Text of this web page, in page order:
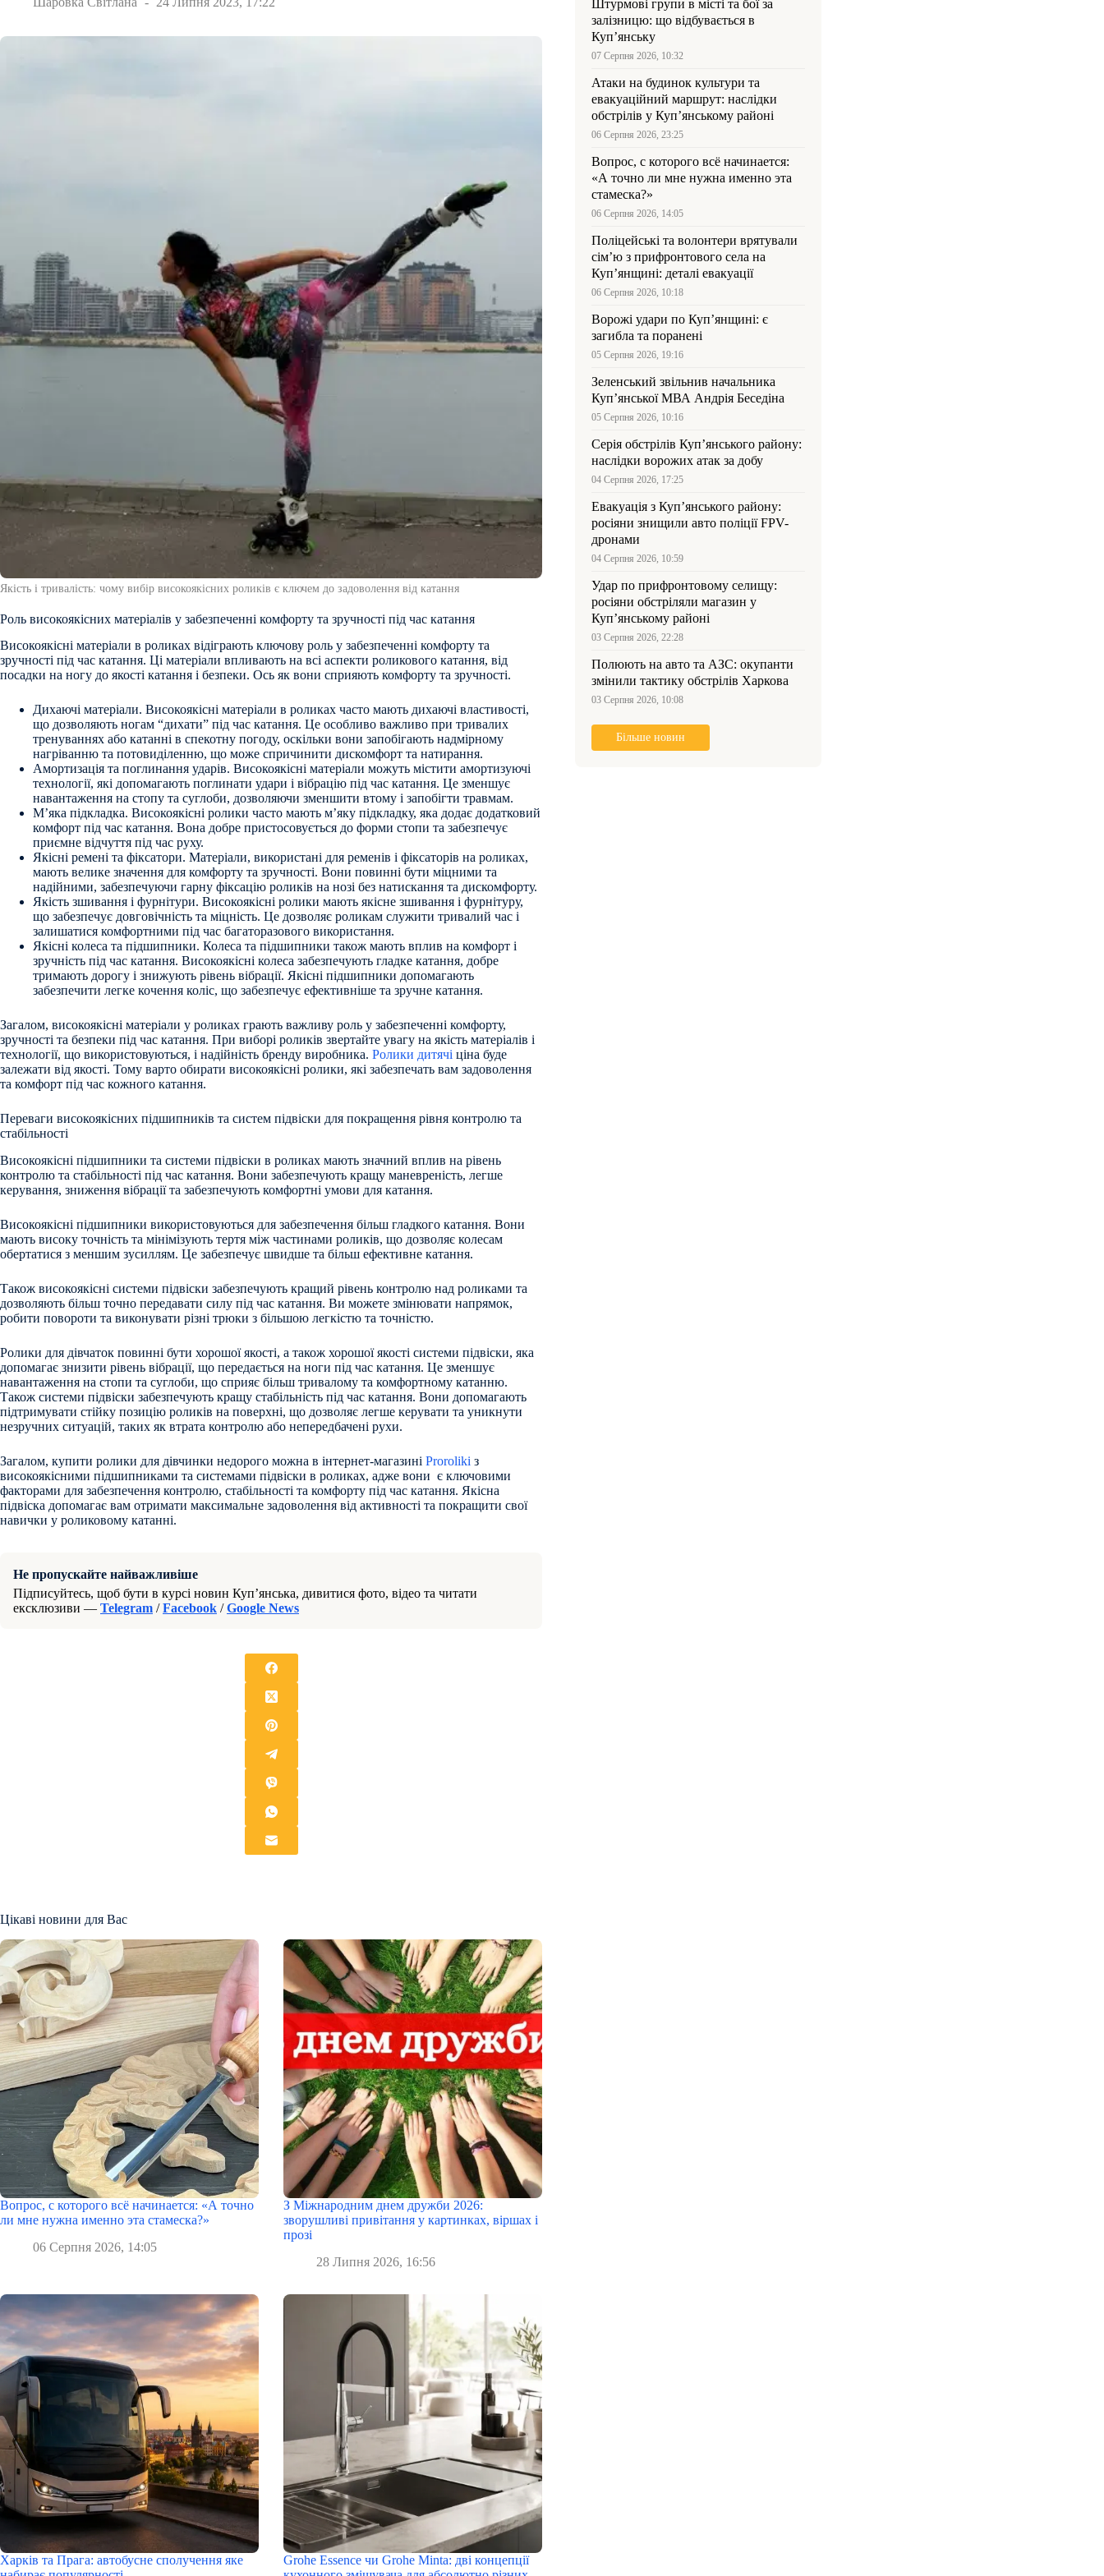
Якість і тривалість: чому вибір високоякісних роликів є ключем до задоволення від катання
Роль високоякісних матеріалів у забезпеченні комфорту та зручності під час катання
Високоякісні матеріали в роликах відіграють ключову роль у забезпеченні комфорту та
зручності під час катання. Ці матеріали впливають на всі аспекти роликового катання, від
посадки на ногу до якості катання і безпеки. Ось як вони сприяють комфорту та зручності.
Дихаючі матеріали. Високоякісні матеріали в роликах часто мають дихаючі властивості,
що дозволяють ногам “дихати” під час катання. Це особливо важливо при тривалих
тренуваннях або катанні в спекотну погоду, оскільки вони запобігають надмірному
нагріванню та потовиділенню, що може спричинити дискомфорт та натирання.
Амортизація та поглинання ударів. Високоякісні матеріали можуть містити амортизуючі
технології, які допомагають поглинати удари і вібрацію під час катання. Це зменшує
навантаження на стопу та суглоби, дозволяючи зменшити втому і запобігти травмам.
М’яка підкладка. Високоякісні ролики часто мають м’яку підкладку, яка додає додатковий
комфорт під час катання. Вона добре пристосовується до форми стопи та забезпечує
приємне відчуття під час руху.
Якісні ремені та фіксатори. Матеріали, використані для ременів і фіксаторів на роликах,
мають велике значення для комфорту та зручності. Вони повинні бути міцними та
надійними, забезпечуючи гарну фіксацію роликів на нозі без натискання та дискомфорту.
Якість зшивання і фурнітури. Високоякісні ролики мають якісне зшивання і фурнітуру,
що забезпечує довговічність та міцність. Це дозволяє роликам служити тривалий час і
залишатися комфортними під час багаторазового використання.
Якісні колеса та підшипники. Колеса та підшипники також мають вплив на комфорт і
зручність під час катання. Високоякісні колеса забезпечують гладке катання, добре
тримають дорогу і знижують рівень вібрації. Якісні підшипники допомагають
забезпечити легке кочення коліс, що забезпечує ефективніше та зручне катання.
Загалом, високоякісні матеріали у роликах грають важливу роль у забезпеченні комфорту,
зручності та безпеки під час катання. При виборі роликів звертайте увагу на якість матеріалів і
технології, що використовуються, і надійність бренду виробника. Ролики дитячі ціна буде
залежати від якості. Тому варто обирати високоякісні ролики, які забезпечать вам задоволення
та комфорт під час кожного катання.
Переваги високоякісних підшипників та систем підвіски для покращення рівня контролю та
стабільності
Високоякісні підшипники та системи підвіски в роликах мають значний вплив на рівень
контролю та стабільності під час катання. Вони забезпечують кращу маневреність, легше
керування, зниження вібрації та забезпечують комфортні умови для катання.
Високоякісні підшипники використовуються для забезпечення більш гладкого катання. Вони
мають високу точність та мінімізують тертя між частинами роликів, що дозволяє колесам
обертатися з меншим зусиллям. Це забезпечує швидше та більш ефективне катання.
Також високоякісні системи підвіски забезпечують кращий рівень контролю над роликами та
дозволяють більш точно передавати силу під час катання. Ви можете змінювати напрямок,
робити повороти та виконувати різні трюки з більшою легкістю та точністю.
Ролики для дівчаток повинні бути хорошої якості, а також хорошої якості системи підвіски, яка
допомагає знизити рівень вібрації, що передається на ноги під час катання. Це зменшує
навантаження на стопи та суглоби, що сприяє більш тривалому та комфортному катанню.
Також системи підвіски забезпечують кращу стабільність під час катання. Вони допомагають
підтримувати стійку позицію роликів на поверхні, що дозволяє легше керувати та уникнути
незручних ситуацій, таких як втрата контролю або непередбачені рухи.
Загалом, купити ролики для дівчинки недорого можна в інтернет-магазині Proroliki з
високоякісними підшипниками та системами підвіски в роликах, адже вони є ключовими
факторами для забезпечення контролю, стабільності та комфорту під час катання. Якісна
підвіска допомагає вам отримати максимальне задоволення від активності та покращити свої
навички у роликовому катанні.
Не пропускайте найважливіше
Підписуйтесь, щоб бути в курсі новин Куп’янська, дивитися фото, відео та читати
ексклюзиви — Telegram /Facebook /Google News
Цікаві новини для Вас
Вопрос, с которого всё начинается: «А точно
ли мне нужна именно эта стамеска?»
06 Серпня 2026, 14:05
З Міжнародним днем дружби 2026:
зворушливі привітання у картинках, віршах і
прозі
28 Липня 2026, 16:56
Харків та Прага: автобусне сполучення яке
Grohe Essence чи Grohe Minta: дві концепції
Штурмові групи в місті та бої за
залізницю: що відбувається в
Куп’янську
07 Серпня 2026, 10:32
Атаки на будинок культури та
евакуаційний маршрут: наслідки
обстрілів у Куп’янському районі
06 Серпня 2026, 23:25
Вопрос, с которого всё начинается:
«А точно ли мне нужна именно эта
стамеска?»
06 Серпня 2026, 14:05
Поліцейські та волонтери врятували
сім’ю з прифронтового села на
Куп’янщині: деталі евакуації
06 Серпня 2026, 10:18
Ворожі удари по Куп’янщині: є
загибла та поранені
05 Серпня 2026, 19:16
Зеленський звільнив начальника
Купʼянської МВА Андрія Беседіна
05 Серпня 2026, 10:16
Серія обстрілів Куп’янського району:
наслідки ворожих атак за добу
04 Серпня 2026, 17:25
Евакуація з Куп’янського району:
росіяни знищили авто поліції FPV-
дронами
04 Серпня 2026, 10:59
Удар по прифронтовому селищу:
росіяни обстріляли магазин у
Куп’янському районі
03 Серпня 2026, 22:28
Полюють на авто та АЗС: окупанти
змінили тактику обстрілів Харкова
03 Серпня 2026, 10:08
Більше новин